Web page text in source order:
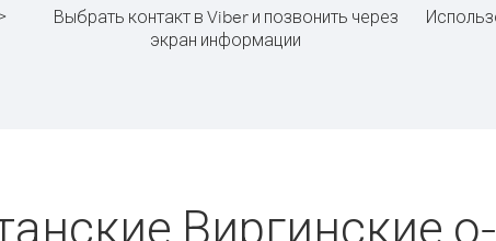
Выбрать контакт в Viber и позвонить через
экран информации
Виргинские